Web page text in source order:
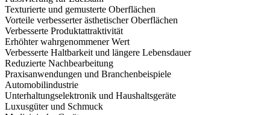
Texturierte und gemusterte Oberflächen
Vorteile verbesserter ästhetischer Oberflächen
Verbesserte Produktattraktivität
Erhöhter wahrgenommener Wert
Verbesserte Haltbarkeit und längere Lebensdauer
Reduzierte Nachbearbeitung
Praxisanwendungen und Branchenbeispiele
Automobilindustrie
Unterhaltungselektronik und Haushaltsgeräte
Luxusgüter und Schmuck